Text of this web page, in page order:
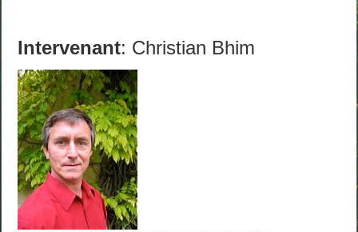
Intervenant: Christian Bhim